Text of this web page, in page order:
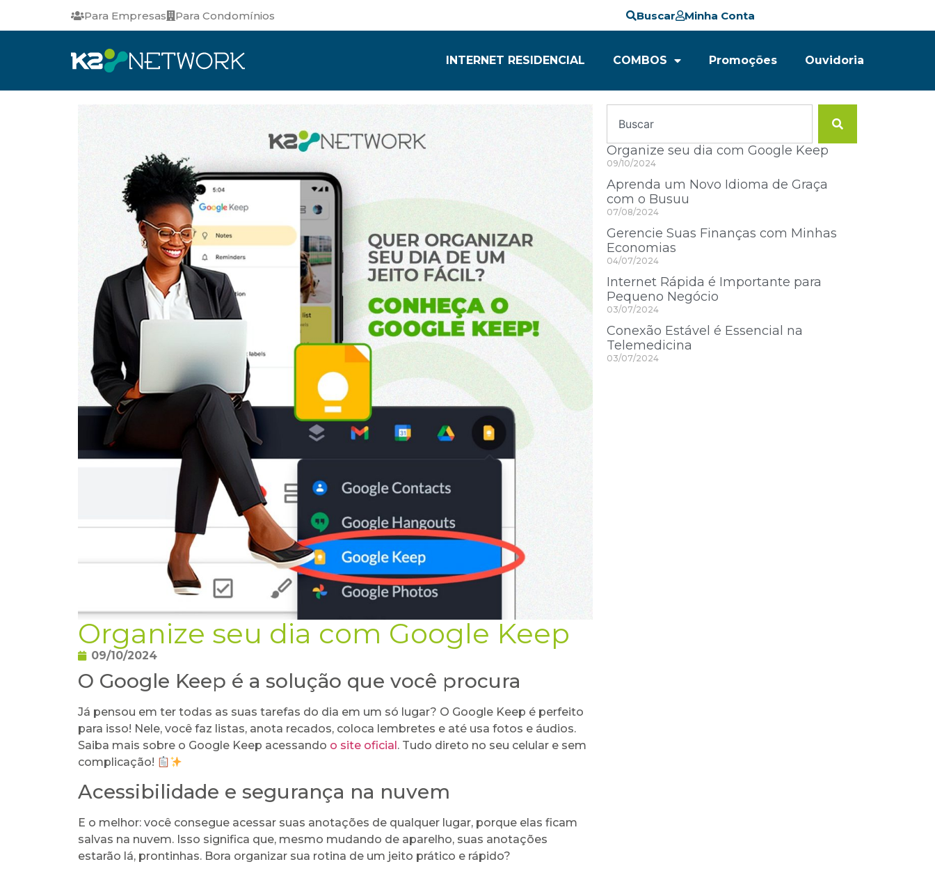
Para Empresas Para Condomínios Buscar Minha Conta
INTERNET RESIDENCIAL COMBOS Promoções Ouvidoria
Organize seu dia com Google Keep
09/10/2024
Aprenda um Novo Idioma de Graça
com o Busuu
07/08/2024
Gerencie Suas Finanças com Minhas
Economias
04/07/2024
Internet Rápida é Importante para
Pequeno Negócio
03/07/2024
Conexão Estável é Essencial na
Telemedicina
03/07/2024
Organize seu dia com Google Keep
09/10/2024
O Google Keep é a solução que você procura
Já pensou em ter todas as suas tarefas do dia em um só lugar? O Google Keep é perfeito
para isso! Nele, você faz listas, anota recados, coloca lembretes e até usa fotos e áudios.
Saiba mais sobre o Google Keep acessando o site oficial. Tudo direto no seu celular e sem
complicação!
Acessibilidade e segurança na nuvem
E o melhor: você consegue acessar suas anotações de qualquer lugar, porque elas ficam
salvas na nuvem. Isso significa que, mesmo mudando de aparelho, suas anotações
estarão lá, prontinhas. Bora organizar sua rotina de um jeito prático e rápido?